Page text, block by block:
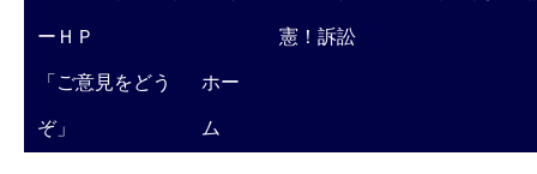
ーＨＰ 憲！訴訟
「ご意見をどう
ぞ」
ホー
ム